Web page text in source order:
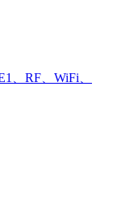
、RF、WiFi、